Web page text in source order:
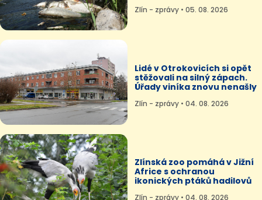
Zlín - zprávy • 05. 08. 2026
Lidé v Otrokovicích si opět
stěžovali na silný zápach.
Úřady viníka znovu nenašly
Zlín - zprávy • 04. 08. 2026
Zlínská zoo pomáhá v Jižní
Africe s ochranou
ikonických ptáků hadilovů
Zlín - zprávy • 04. 08. 2026